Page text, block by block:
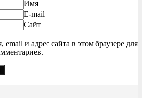
Имя
E-mail
Сайт
и адрес сайта в этом браузере для